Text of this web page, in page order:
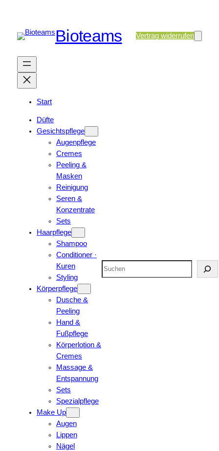
Bioteams Vertrag widerrufen
Start
Düfte
Gesichtspflege
Augenpflege
Cremes
Peeling &
Masken
Reinigung
Seren &
Konzentrate
Sets
Haarpflege
Shampoo
Conditioner ·
Kuren
Styling
Körperpflege
Dusche &
Peeling
Hand &
Fußpflege
Körperlotion &
Cremes
Massage &
Entspannung
Sets
Spezialpflege
Make Up
Augen
Lippen
Nägel
Suchen